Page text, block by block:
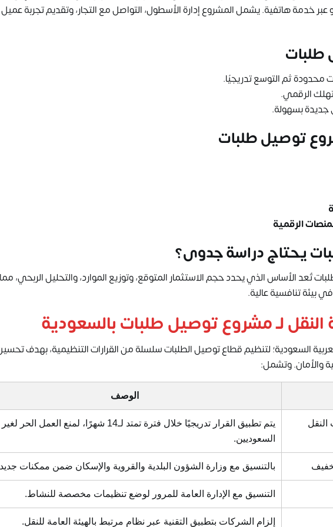
خدمة هاتفية. يشمل المشروع إدارة الأسطول، التواصل مع التجار، وتقديم تجربة
محدودة ثم التوسع تدريجيًا.
الرقمي.
جديدة بسهولة.
الرقمية
الأساس الذي يحدد حجم الاستثمار المتوقع، وتوزيع الموارد، والتحليل الربحي،
بيئة تنافسية عالية.
لـ مشروع توصيل طلبات بالسعودية
السعودية؛ لتنظيم قطاع توصيل الطلبات سلسلة من القرارات التنظيمية، بهدف
والأمان. وتشمل:
الوصف
النقل
يتم تطبيق القرار تدريجيًا خلال فترة تمتد لـ14 شهرًا، لمنع العمل الحر لغير
السعوديين.
بالتنسيق مع وزارة الشؤون البلدية والقروية والإسكان ضمن ممكنات
التنسيق مع الإدارة العامة للمرور لوضع تنظيمات مخصصة للنشاط.
إلزام الشركات بتطبيق التقنية عبر نظام مرتبط بالهيئة العامة للنقل.